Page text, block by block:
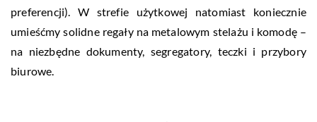
preferencji). W strefie użytkowej natomiast koniecznie
umieśćmy solidne regały na metalowym stelażu i komodę –
na niezbędne dokumenty, segregatory, teczki i przybory
biurowe.